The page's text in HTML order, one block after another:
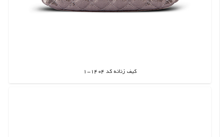
کیف زنانه کد 1404-1
اطلاعات بیشتر